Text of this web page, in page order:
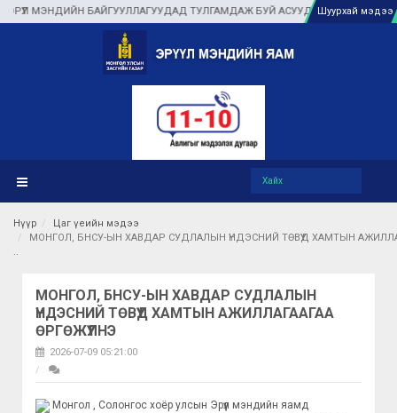
БАЙГУУЛЛАГУУДАД ТУЛГАМДАЖ БУЙ АСУУДЛЫГ ГАЗАР ДЭЭР НЬ
Шуурхай мэдээ
Нүүр
Цаг үеийн мэдээ
МОНГОЛ, БНСУ-ЫН ХАВДАР СУДЛАЛЫН ҮНДЭСНИЙ ТӨВҮҮД ХАМТЫН
МОНГОЛ, БНСУ-ЫН ХАВДАР СУДЛАЛЫН
ҮНДЭСНИЙ ТӨВҮҮД ХАМТЫН АЖИЛЛАГААГАА
ӨРГӨЖҮҮЛНЭ
2026-07-09 05:21:00
Монгол , Солонгос хоёр улсын Эрүүл мэндийн яамд